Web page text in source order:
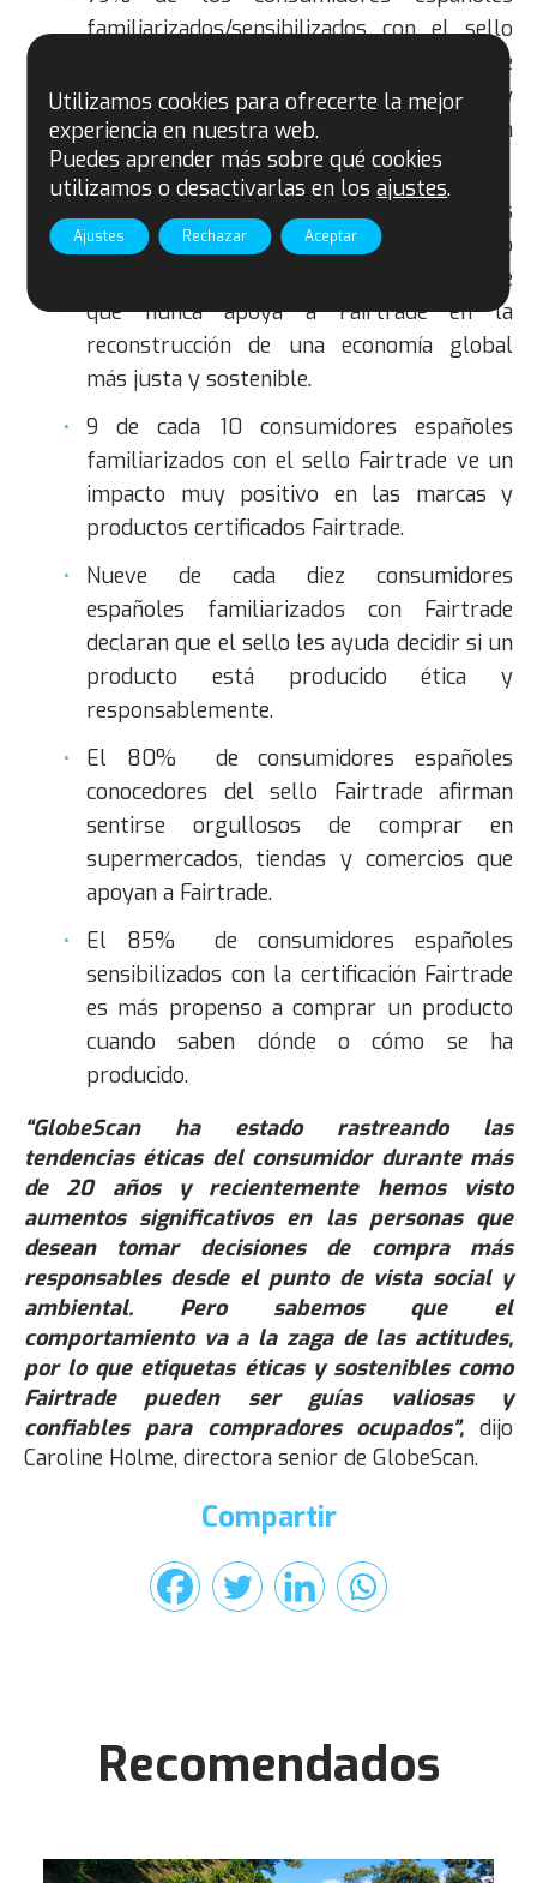
familiarizados/sensibilizados con el sello
Fairtrade recomendaría productos de
Comercio Justo Fairtrade a familiares y
amigos. La promoción para la población
más madura (35-54 años) asciende a 89%.
84% de los consumidores españoles
familiarizados/sensibilizados con el sello
Fairtrade considera que es más importante
que nunca apoya a Fairtrade en la
reconstrucción de una economía global
más justa y sostenible.
9 de cada 10 consumidores españoles
familiarizados con el sello Fairtrade ve un
impacto muy positivo en las marcas y
productos certificados Fairtrade.
Nueve de cada diez consumidores
españoles familiarizados con Fairtrade
declaran que el sello les ayuda decidir si un
producto está producido ética y
responsablemente.
El 80% de consumidores españoles
conocedores del sello Fairtrade afirman
sentirse orgullosos de comprar en
supermercados, tiendas y comercios que
apoyan a Fairtrade.
El 85% de consumidores españoles
sensibilizados con la certificación Fairtrade
es más propenso a comprar un producto
cuando saben dónde o cómo se ha
producido.
“GlobeScan ha estado rastreando las
tendencias éticas del consumidor durante más
de 20 años y recientemente hemos visto
aumentos significativos en las personas que
desean tomar decisiones de compra más
responsables desde el punto de vista social y
ambiental. Pero sabemos que el
comportamiento va a la zaga de las actitudes,
por lo que etiquetas éticas y sostenibles como
Fairtrade pueden ser guías valiosas y
confiables para compradores ocupados”, dijo
Caroline Holme, directora senior de GlobeScan.
Compartir
Recomendados
Utilizamos cookies para ofrecerte la mejor
experiencia en nuestra web.
Puedes aprender más sobre qué cookies
utilizamos o desactivarlas en losajustes.
Aceptar
Rechazar
Ajustes